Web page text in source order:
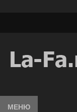
МЕНЮ